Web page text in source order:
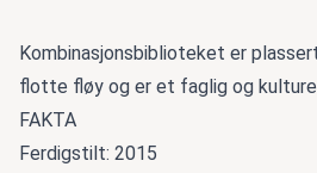
Kombinasjonsbiblioteket er
flotte fløy og er et faglig og
FAKTA
Ferdigstilt: 2015